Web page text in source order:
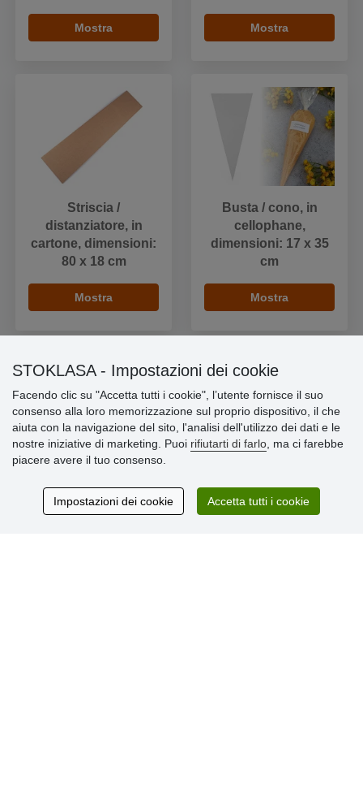
Mostra Mostra
Striscia /
distanziatore, in
cartone, dimensioni:
80 x 18 cm
Mostra
Busta / cono, in
cellophane,
dimensioni: 17 x 35
cm
Mostra
Informazioni importanti
» Impostazioni dei cookie
» Termini & Condizioni
» Informativa sulla Privacy
» Garanzia e resi
» Programma fedeltà
STOKLASA - Impostazioni dei cookie
Facendo clic su "Accetta tutti i cookie", l’utente fornisce il suo
consenso alla loro memorizzazione sul proprio dispositivo, il che
aiuta con la navigazione del sito, l'analisi dell'utilizzo dei dati e le
nostre iniziative di marketing. Puoi rifiutarti di farlo , ma ci farebbe
piacere avere il tuo consenso.
Impostazioni dei cookie Accetta tutti i cookie